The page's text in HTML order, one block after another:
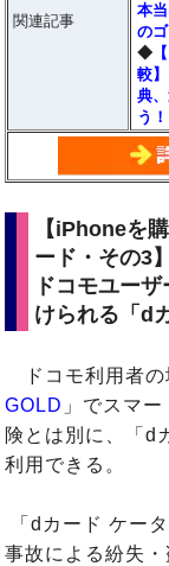
関連記事
本
の
◆
較
典
う
【iPhoneを
ード・その3】
ドコモユー
けられる「d
ドコモ利用者の
GOLD 」でスマ
険とは別に、「d
利用できる。
「dカード ケー
事故による紛失